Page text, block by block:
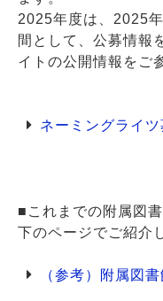
2025年度は、2025
間として、公募情報
イトの公開情報をご
ネーミングライ
■これまでの附属図
下のページでご紹介
（参考）附属図